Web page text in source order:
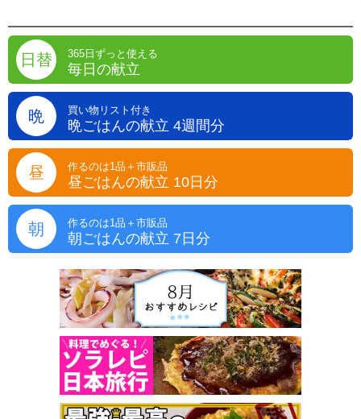
日替 365日ずっと使える
毎日の献立
晩 買い物リスト付き
晩ごはんの献立 4週間分
昼 作るのは1品＋市販品
昼ごはんの献立 10日分
朝 作るのは1品＋市販品
朝ごはんの献立 7日分